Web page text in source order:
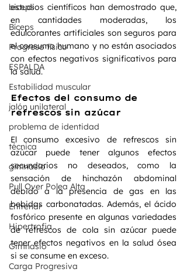
biceps
Bíceps
Progreso físico
ESPALDA
Estabilidad muscular
jalón unilateral
problema de identidad
técnica
gimnasio
Pull Over Polea Alta
Entrenar
Hipertrofia
Gimnasio
Carga Progresiva
estudios científicos han demostrado que,
en cantidades moderadas, los
edulcorantes artificiales son seguros para
el consumo humano y no están asociados
con efectos negativos significativos para
la salud.
Efectos del consumo de
refrescos sin azúcar
El consumo excesivo de refrescos sin
azúcar puede tener algunos efectos
secundarios no deseados, como la
sensación de hinchazón abdominal
debido a la presencia de gas en las
bebidas carbonatadas. Además, el ácido
fosfórico presente en algunas variedades
de refrescos de cola sin azúcar puede
tener efectos negativos en la salud ósea
si se consume en exceso.